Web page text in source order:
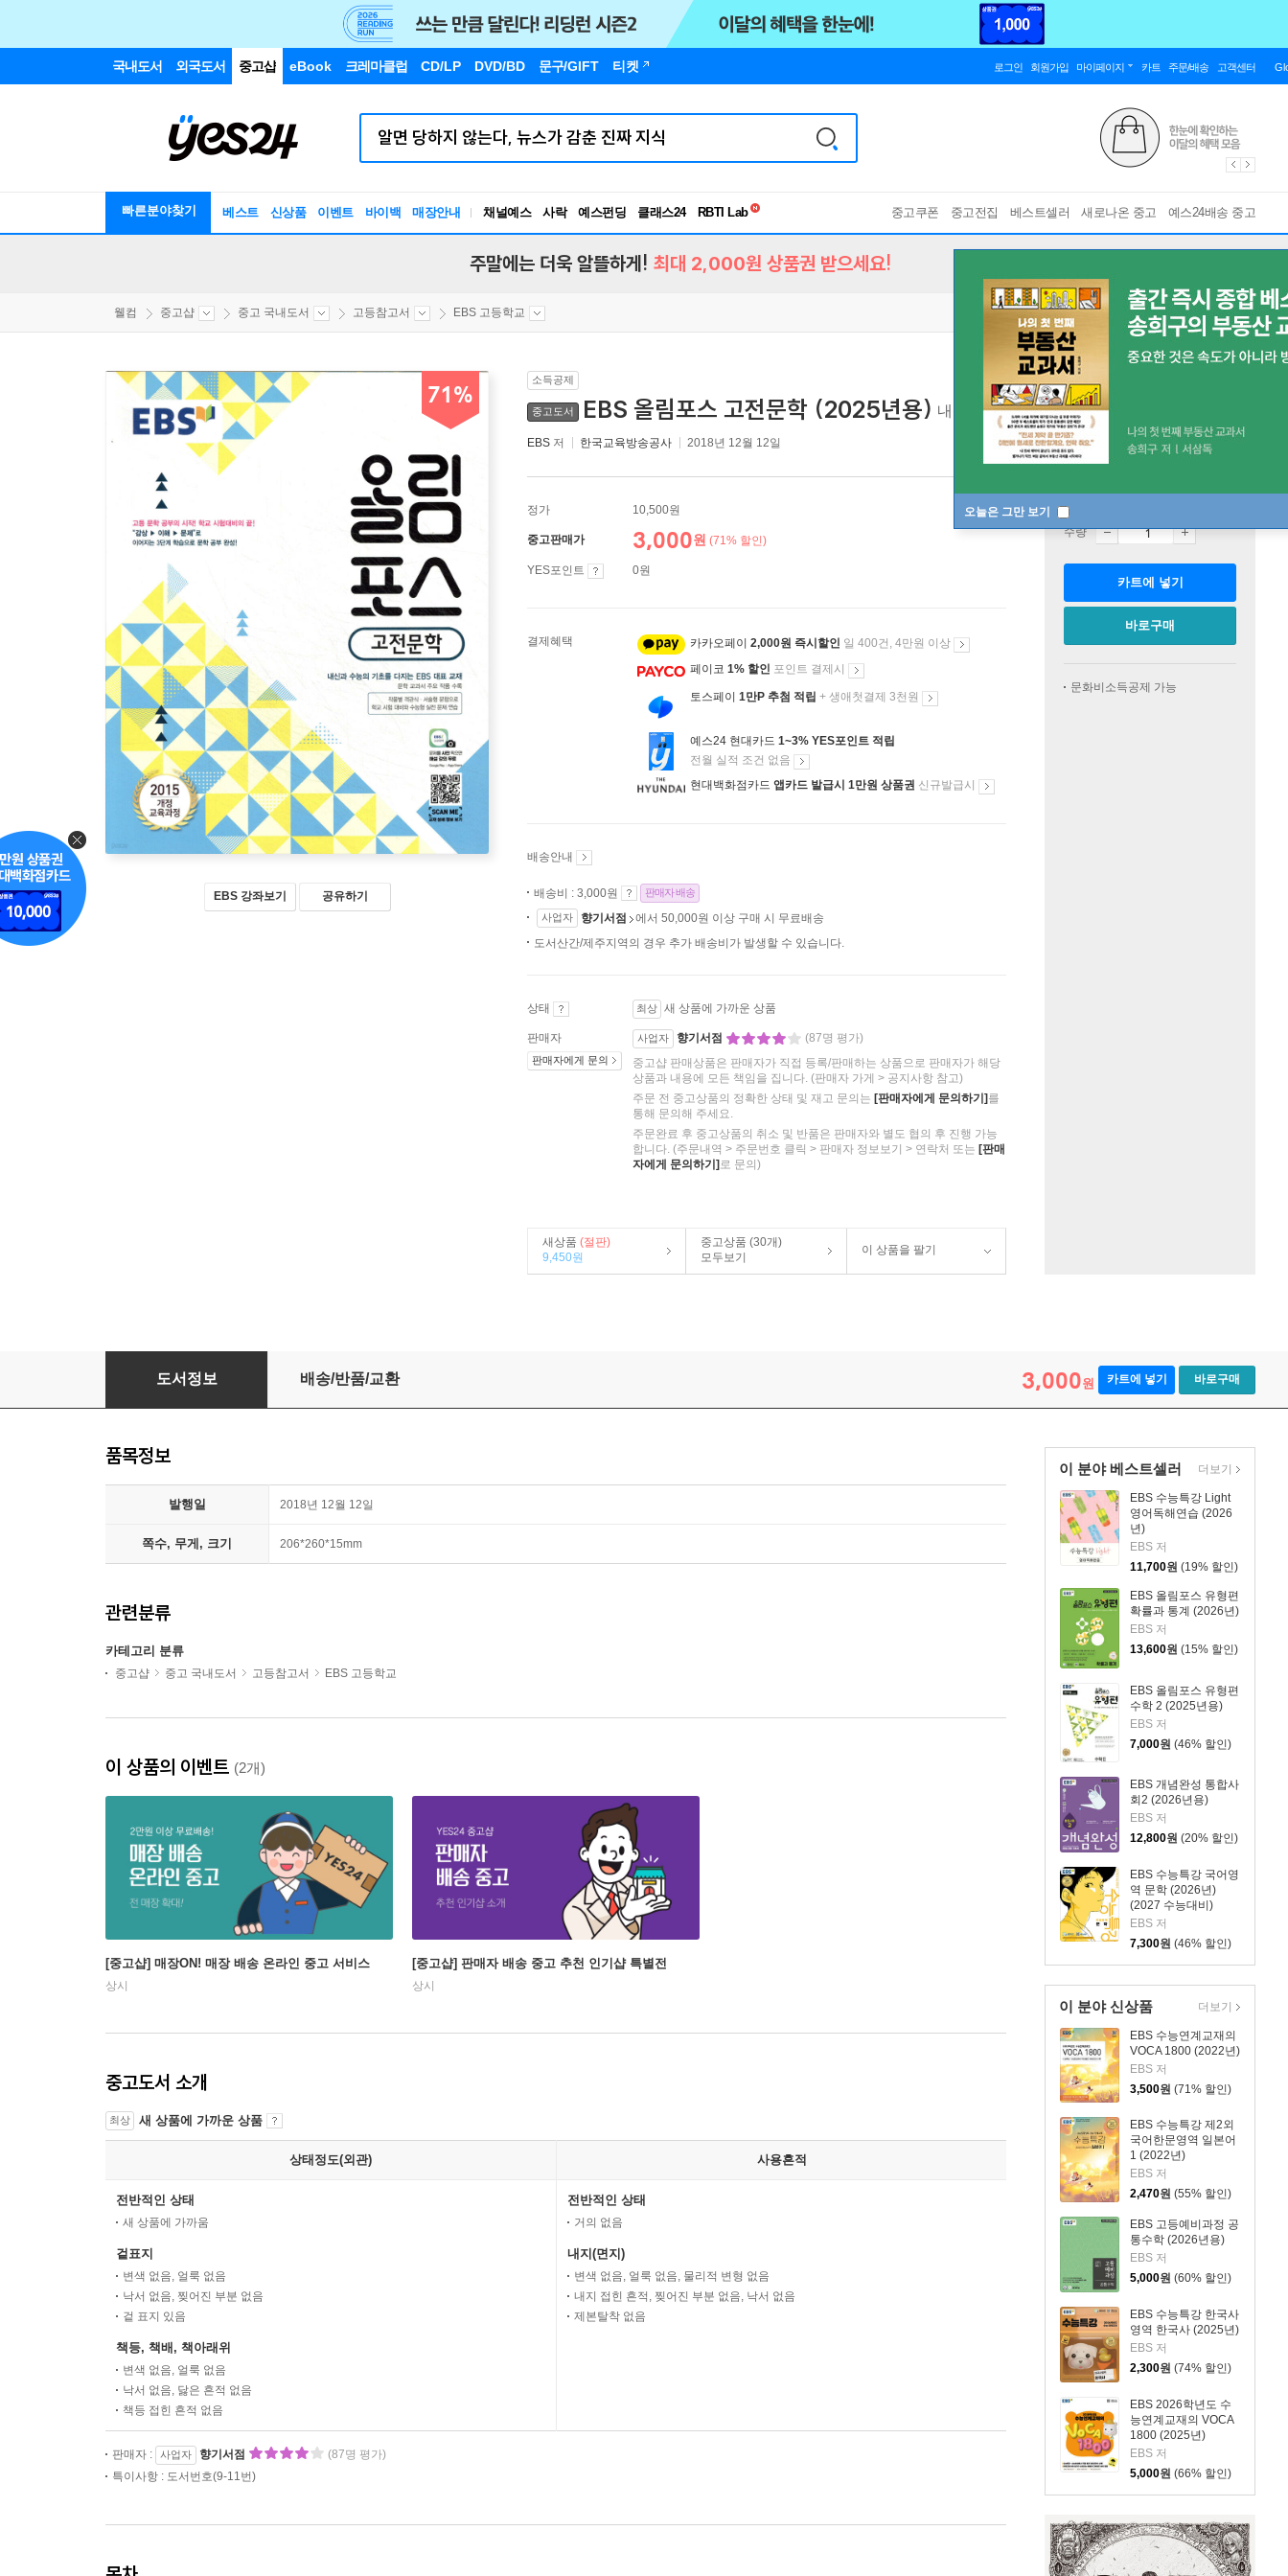
국내도서 외국도서 중고샵 eBook 크레마클럽 CD/LP DVD/BD 문구/GIFT 티켓 로그인 회원가입 마이페이지 카트 주문/배송 고객센터
빠른분야찾기 베스트 신상품 이벤트 바이백 매장안내 채널예스 사락 예스펀딩 클래스24
독서유형검사
중고쿠폰 중고전집 베스트셀러 새로나온 중고 예스24배송 중고
오늘은 그만 보기
주말에는 더욱 알뜰하게! 최대 2,000원 상품권 받으세요!
웰컴 중고샵 중고 국내도서 고등참고서 EBS 고등학교
71%
EBS 강좌보기 공유하기
소득공제
중고도서 EBS 올림포스 고전문학 (2025년용) 내신과 수능의 기초, 고등 문학 공부의 시작
EBS 저 한국교육방송공사 2018년 12월 12일
정가 10,500원
중고판매가 3,000원 (71% 할인)
YES포인트 0원
결제혜택 카카오페이 2,000원 즉시할인 일 400건, 4만원 이상
페이코 1% 할인 포인트 결제시
토스페이 1만P 추첨 적립 + 생애첫결제 3천원
예스24 현대카드 1~3% YES포인트 적립
전월 실적 조건 없음
현대백화점카드 앱카드 발급시 1만원 상품권 신규발급시
배송안내
배송비 : 3,000원 판매자 배송
사업자 향기서점
에서 50,000원 이상 구매 시 무료배송
도서산간/제주지역의 경우 추가 배송비가 발생할 수 있습니다.
상태 최상 새 상품에 가까운 상품
판매자
판매자에게 문의
사업자 향기서점
(87명 평가)
중고샵 판매상품은 판매자가 직접 등록/판매하는 상품으로 판매자가 해당
상품과 내용에 모든 책임을 집니다. (판매자 가게 > 공지사항 참고)
주문 전 중고상품의 정확한 상태 및 재고 문의는 [판매자에게 문의하기] 를
통해 문의해 주세요.
주문완료 후 중고상품의 취소 및 반품은 판매자와 별도 협의 후 진행 가능
합니다. (주문내역 > 주문번호 클릭 > 판매자 정보보기 > 연락처 또는 [판매
자에게 문의하기] 로 문의)
새상품 (절판)
9,450원
중고상품 (30개)
모두보기
이 상품을 팔기
수량
카트에 넣기
바로구매
문화비소득공제 가능
EBS 올림포스 고전문학 (2025년용)
도서정보 배송/반품/교환 3,000원 카트에 넣기 바로구매
이 분야 베스트셀러
EBS 수능특강 Light
영어독해연습 (2026
년)
EBS 저
11,700원 (19% 할인)
EBS 올림포스 유형편
확률과 통계 (2026년)
EBS 저
13,600원 (15% 할인)
EBS 올림포스 유형편
수학 2 (2025년용)
EBS 저
7,000원 (46% 할인)
EBS 개념완성 통합사
회2 (2026년용)
EBS 저
12,800원 (20% 할인)
EBS 수능특강 국어영
역 문학 (2026년)
(2027 수능대비)
EBS 저
7,300원 (46% 할인)
더보기
이 분야 신상품
EBS 수능연계교재의
VOCA 1800 (2022년)
EBS 저
3,500원 (71% 할인)
EBS 수능특강 제2외
국어한문영역 일본어
1 (2022년)
EBS 저
2,470원 (55% 할인)
EBS 고등예비과정 공
통수학 (2026년용)
EBS 저
5,000원 (60% 할인)
EBS 수능특강 한국사
영역 한국사 (2025년)
EBS 저
2,300원 (74% 할인)
EBS 2026학년도 수
능연계교재의 VOCA
1800 (2025년)
EBS 저
5,000원 (66% 할인)
더보기
품목정보
발행일 2018년 12월 12일
쪽수, 무게, 크기 206*260*15mm
관련분류
카테고리 분류
중고샵 중고 국내도서 고등참고서 EBS 고등학교
이 상품의 이벤트 (2개)
[중고샵] 매장ON! 매장 배송 온라인 중고 서비스
상시
[중고샵] 판매자 배송 중고 추천 인기샵 특별전
상시
중고도서 소개
최상 새 상품에 가까운 상품
상태정도(외관) 사용흔적
전반적인 상태
새 상품에 가까움
겉표지
변색 없음, 얼룩 없음
낙서 없음, 찢어진 부분 없음
겉 표지 있음
책등, 책배, 책아래위
변색 없음, 얼룩 없음
낙서 없음, 닳은 흔적 없음
책등 접힌 흔적 없음
전반적인 상태
거의 없음
내지(면지)
변색 없음, 얼룩 없음, 물리적 변형 없음
내지 접힌 흔적, 찢어진 부분 없음, 낙서 없음
제본탈착 없음
판매자 : 사업자 향기서점
(87명 평가)
특이사항 : 도서번호(9-11번)